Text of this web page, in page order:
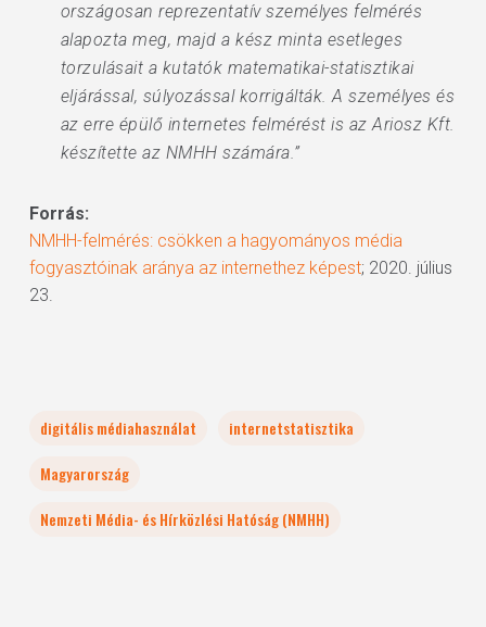
országosan reprezentatív személyes felmérés
alapozta meg, majd a kész minta esetleges
torzulásait a kutatók matematikai-statisztikai
eljárással, súlyozással korrigálták. A személyes és
az erre épülő internetes felmérést is az Ariosz Kft.
készítette az NMHH számára.”
Forrás:
NMHH-felmérés: csökken a hagyományos média
fogyasztóinak aránya az internethez képest; 2020. július
23.
digitális médiahasználat
internetstatisztika
Magyarország
Nemzeti Média- és Hírközlési Hatóság (NMHH)